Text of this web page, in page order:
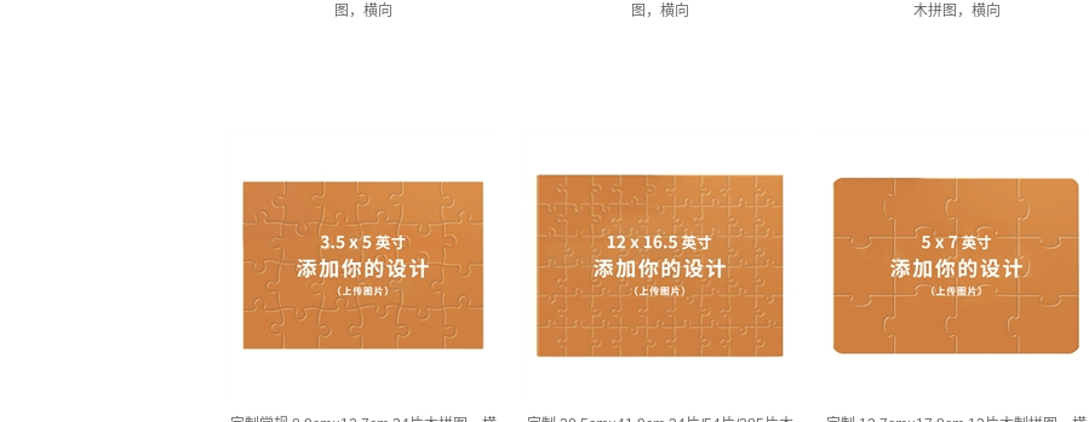
图，横向
图，横向
木拼图，横向